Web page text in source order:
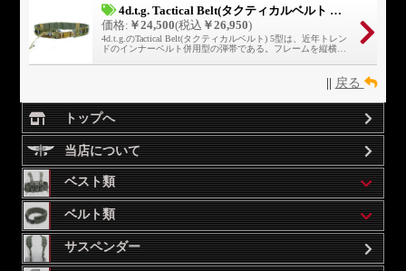
4d.t.g. Tactical Belt(タクティカルベルト 弾帯5型 外殻)
価格: ￥24,500(税込 ￥26,950)
4d.t.g.のTactical Belt(タクティカルベルト) 5型は、近年トレン
ドのインナーベルト併用型の弾帯である。フレームを縦横に
交換可能とした。
|| 戻る
トップへ
当店について
ベスト類
ベルト類
サスペンダー